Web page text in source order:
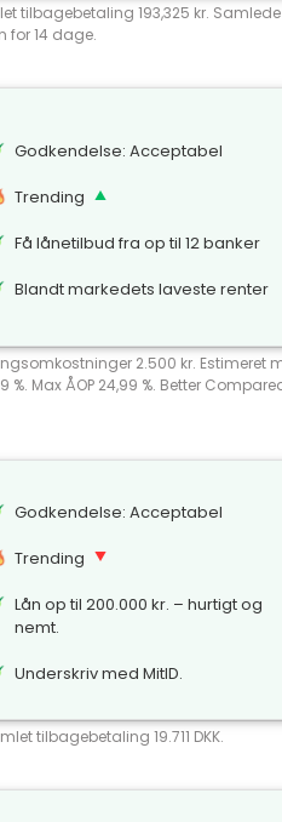
tilbagebetaling 193,325 kr.
for 14 dage.
Godkendelse: Acceptabel
Trending
Få lånetilbud fra op til 12 banker
Blandt markedets laveste renter
2.500 kr.
Max ÅOP 24,99 %. Better
Godkendelse: Acceptabel
Trending
Lån op til 200.000 kr. – hurtigt og
nemt.
Underskriv med MitID.
tilbagebetaling 19.711 DKK.